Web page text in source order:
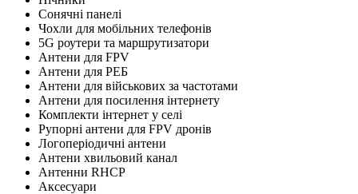
Сонячні панелі
Чохли для мобільних телефонів
5G роутери та маршрутизатори
Антени для FPV
Антени для РЕБ
Антени для військових за частотами
Антени для посилення інтернету
Комплекти інтернет у селі
Рупорні антени для FPV дронів
Логоперіодичні антени
Антени хвильовий канал
Антенни RHCP
Аксесуари